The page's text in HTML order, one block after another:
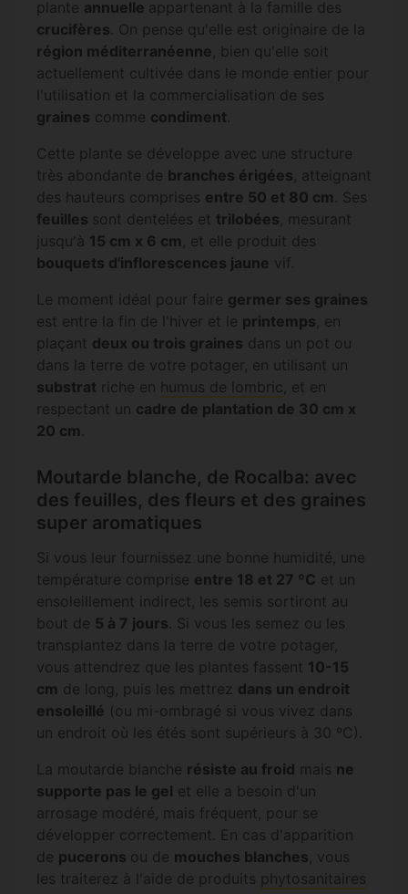
plante annuelle appartenant à la famille des
crucifères. On pense qu'elle est originaire de la
région méditerranéenne, bien qu'elle soit
actuellement cultivée dans le monde entier pour
l'utilisation et la commercialisation de ses
graines comme condiment.
Cette plante se développe avec une structure
très abondante de branches érigées, atteignant
des hauteurs comprises entre 50 et 80 cm . Ses
feuilles sont dentelées et trilobées, mesurant
jusqu'à 15 cm x 6 cm , et elle produit des
bouquets d'inflorescences jaune vif.
Le moment idéal pour faire germer ses graines
est entre la fin de l'hiver et le printemps, en
plaçant deux ou trois graines dans un pot ou
dans la terre de votre potager, en utilisant un
substrat riche en humus de lombric , et en
respectant un cadre de plantation de 30 cm x
20 cm .
Moutarde blanche, de Rocalba: avec
des feuilles, des fleurs et des graines
super aromatiques
Si vous leur fournissez une bonne humidité, une
température comprise entre 18 et 27 ºC et un
ensoleillement indirect, les semis sortiront au
bout de 5 à 7 jours. Si vous les semez ou les
transplantez dans la terre de votre potager,
vous attendrez que les plantes fassent 10-15
cm de long, puis les mettrez dans un endroit
ensoleillé (ou mi-ombragé si vous vivez dans
un endroit où les étés sont supérieurs à 30 ºC).
La moutarde blanche résiste au froid mais ne
supporte pas le gel et elle a besoin d'un
arrosage modéré, mais fréquent, pour se
développer correctement. En cas d'apparition
de pucerons ou de mouches blanches, vous
les traiterez à l'aide de produits phytosanitaires